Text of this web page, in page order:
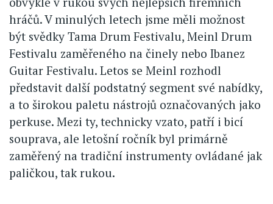
hráčů. V minulých letech jsme měli možnost
být svědky Tama Drum Festivalu, Meinl Drum
Festivalu zaměřeného na činely nebo Ibanez
Guitar Festivalu. Letos se Meinl rozhodl
představit další podstatný segment své nabídky,
a to širokou paletu nástrojů označovaných jako
perkuse. Mezi ty, technicky vzato, patří i bicí
souprava, ale letošní ročník byl primárně
zaměřený na tradiční instrumenty ovládané jak
paličkou, tak rukou.